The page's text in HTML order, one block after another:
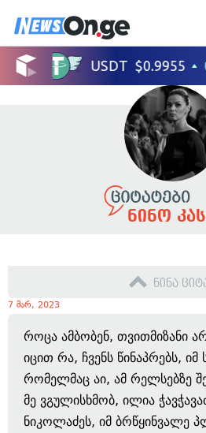
ნინო
წინა
7 მარ, 2023
როცა ამბობენ, თვითმიზანი
იცით რა, ჩვენს წინაპრებს,
რომელმაც აი, ამ რელსებზე
მე ვგულისხმობ, ილია
ნიკოლაძეს, იმ ბრწყინვალე